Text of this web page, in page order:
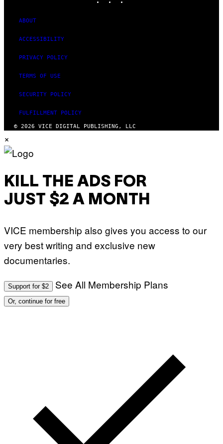
ABOUT
ACCESSIBILITY
PRIVACY POLICY
TERMS OF USE
SECURITY POLICY
FULFILLMENT POLICY
© 2026 VICE DIGITAL PUBLISHING, LLC
×
KILL THE ADS FOR
JUST $2 A MONTH
VICE membership also gives you access to our
very best writing and exclusive new
documentaries.
Support for $2 See All Membership Plans
Or, continue for free